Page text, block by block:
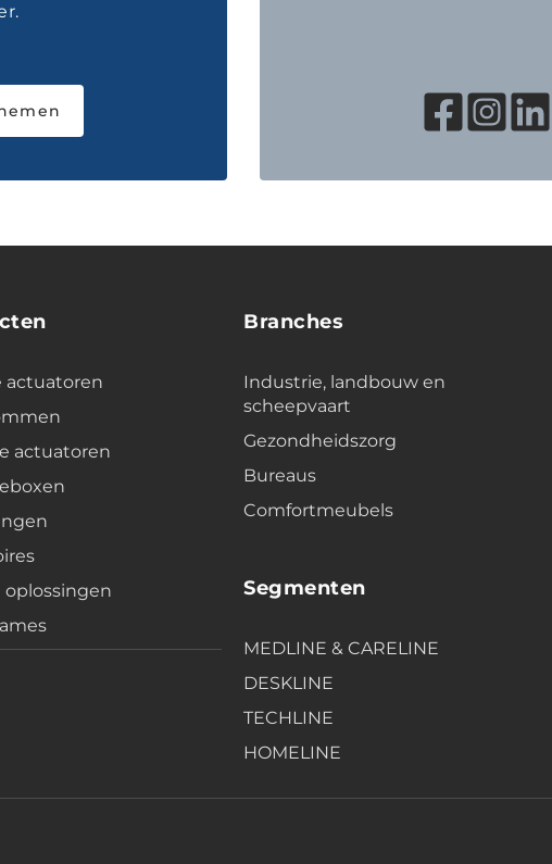
actuatoren
actuatoren
oplossingen
Branches
Industrie, landbouw en
scheepvaart
Gezondheidszorg
Bureaus
Comfortmeubels
Segmenten
MEDLINE & CARELINE
DESKLINE
TECHLINE
HOMELINE